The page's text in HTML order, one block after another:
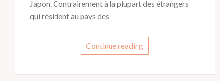
Japon. Contrairement à la plupart des étrangers
qui résident au pays des
Continue reading